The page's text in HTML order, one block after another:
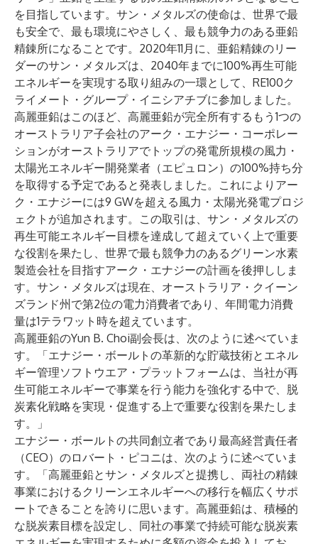
を目指しています。サン・メタルズの使命は、世界で最
も安全で、最も環境にやさしく、最も競争力のある亜鉛
精錬所になることです。2020年11月に、亜鉛精錬のリー
ダーのサン・メタルズは、2040年までに100%再生可能
エネルギーを実現する取り組みの一環として、RE100ク
ライメート・グループ・イニシアチブに参加しました。
高麗亜鉛はこのほど、高麗亜鉛が完全所有するもう1つの
オーストラリア子会社のアーク・エナジー・コーポレー
ションがオーストラリアでトップの発電所規模の風力・
太陽光エネルギー開発業者（エピュロン）の100%持ち分
を取得する予定であると発表しました。これによりアー
ク・エナジーには9 GWを超える風力・太陽光発電プロジ
ェクトが追加されます。この取引は、サン・メタルズの
再生可能エネルギー目標を達成して超えていく上で重要
な役割を果たし、世界で最も競争力のあるグリーン水素
製造会社を目指すアーク・エナジーの計画を後押ししま
す。サン・メタルズは現在、オーストラリア・クイーン
ズランド州で第2位の電力消費者であり、年間電力消費
量は1テラワット時を超えています。
高麗亜鉛のYun B. Choi副会長は、次のように述べていま
す。「エナジー・ボールトの革新的な貯蔵技術とエネル
ギー管理ソフトウエア・プラットフォームは、当社が再
生可能エネルギーで事業を行う能力を強化する中で、脱
炭素化戦略を実現・促進する上で重要な役割を果たしま
す。」
エナジー・ボールトの共同創立者であり最高経営責任者
（CEO）のロバート・ピコニは、次のように述べていま
す。「高麗亜鉛とサン・メタルズと提携し、両社の精錬
事業におけるクリーンエネルギーへの移行を幅広くサポ
ートできることを誇りに思います。高麗亜鉛は、積極的
な脱炭素目標を設定し、同社の事業で持続可能な脱炭素